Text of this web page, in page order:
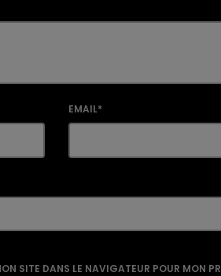
EMAIL*
SITE DANS LE NAVIGATEUR POUR MON